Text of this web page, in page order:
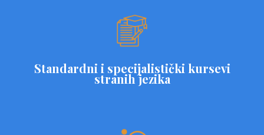
Standardni i specijalistički kursevi
stranih jezika